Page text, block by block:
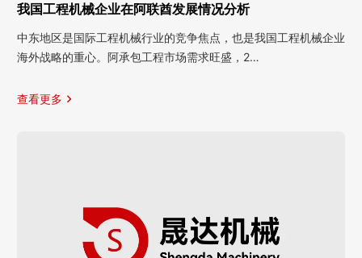
我国工程机械企业在阿联酋发展情况分析
中东地区是国际工程机械行业的竞争焦点，也是我国工程机械企业
海外战略的重心。阿承包工程市场需求旺盛，2…
查看更多